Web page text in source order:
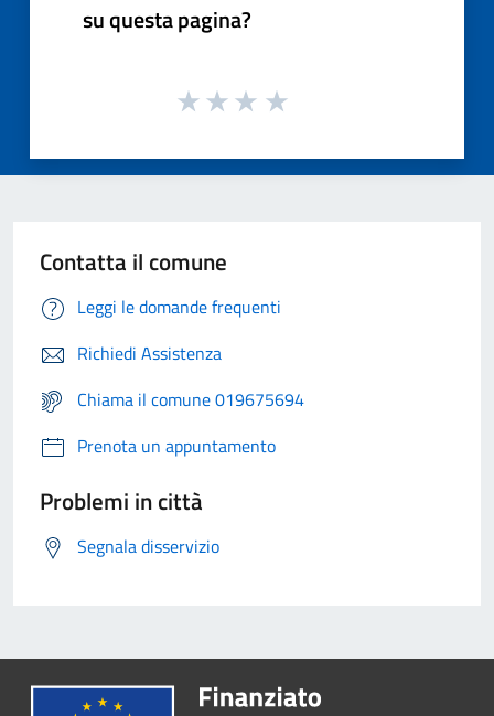
su questa pagina?
Contatta il comune
Leggi le domande frequenti
Richiedi Assistenza
Chiama il comune 019675694
Prenota un appuntamento
Problemi in città
Segnala disservizio